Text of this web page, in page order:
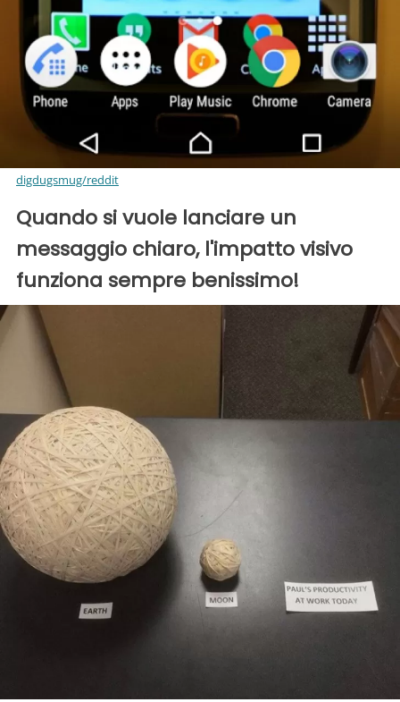
digdugsmug/reddit
Quando si vuole lanciare un
messaggio chiaro, l'impatto visivo
funziona sempre benissimo!